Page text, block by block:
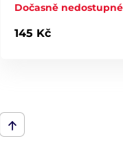
Dočasně nedostupné
145 Kč